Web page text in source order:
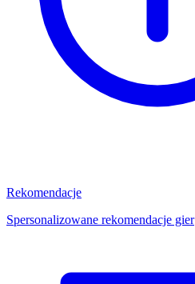
Rekomendacje
Spersonalizowane rekomendacje gier